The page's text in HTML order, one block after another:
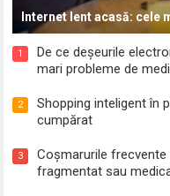
Internet lent acasă: cele
1
De ce deșeurile
mari probleme de
2
Shopping inteligent în
cumpărat
3
Coșmarurile
fragmentat sau